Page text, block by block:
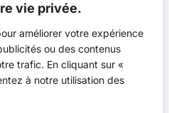
vie privée.
améliorer votre expérience
ou des contenus
trafic. En cliquant sur «
à notre utilisation des
& Astuces PC